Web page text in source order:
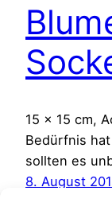
15 x 15 cm,
Bedürfnis
sollten es
8. August